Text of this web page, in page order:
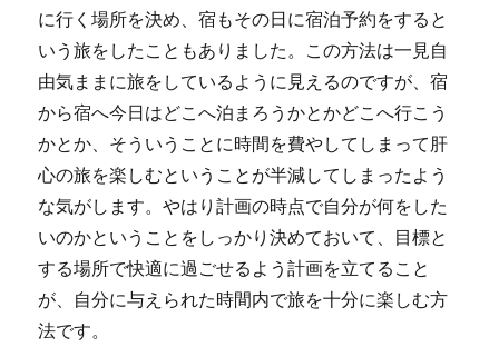
に行く場所を決め、宿もその日に宿泊予約をすると
いう旅をしたこともありました。この方法は一見自
由気ままに旅をしているように見えるのですが、宿
から宿へ今日はどこへ泊まろうかとかどこへ行こう
かとか、そういうことに時間を費やしてしまって肝
心の旅を楽しむということが半減してしまったよう
な気がします。やはり計画の時点で自分が何をした
いのかということをしっかり決めておいて、目標と
する場所で快適に過ごせるよう計画を立てること
が、自分に与えられた時間内で旅を十分に楽しむ方
法です。